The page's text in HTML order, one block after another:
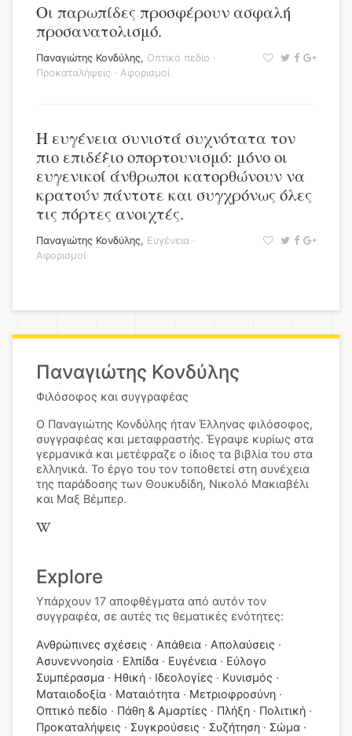
Οι παρωπίδες προσφέρουν ασφαλή
προσανατολισμό.
Παναγιώτης Κονδύλης, Οπτικό πεδίο ·
Προκαταλήψεις · Αφορισμοί
Η ευγένεια συνιστά συχνότατα τον
πιο επιδέξιο οπορτουνισμό: μόνο οι
ευγενικοί άνθρωποι κατορθώνουν να
κρατούν πάντοτε και συγχρόνως όλες
τις πόρτες ανοιχτές.
Παναγιώτης Κονδύλης, Ευγένεια ·
Αφορισμοί
Παναγιώτης Κονδύλης
Φιλόσοφος και συγγραφέας
Ο Παναγιώτης Κονδύλης ήταν Έλληνας φιλόσοφος,
συγγραφέας και μεταφραστής. Έγραψε κυρίως στα
γερμανικά και μετέφραζε ο ίδιος τα βιβλία του στα
ελληνικά. Το έργο του τον τοποθετεί στη συνέχεια
της παράδοσης των Θουκυδίδη, Νικολό Μακιαβέλι
και Μαξ Βέμπερ.
Explore
Υπάρχουν 17 αποφθέγματα από αυτόν τον
συγγραφέα, σε αυτές τις θεματικές ενότητες:
Ανθρώπινες σχέσεις Απάθεια
Απολαύσεις
Ασυνεννοησία
Ελπίδα Ευγένεια
Εύλογο
Συμπέρασμα
Ηθική Ιδεολογίες
Κυνισμός
Ματαιοδοξία
Ματαιότητα
Μετριοφροσύνη
Οπτικό πεδίο
Πάθη & Αμαρτίες Πλήξη
Πολιτική
Προκαταλήψεις
Συγκρούσεις Συζήτηση Σώμα